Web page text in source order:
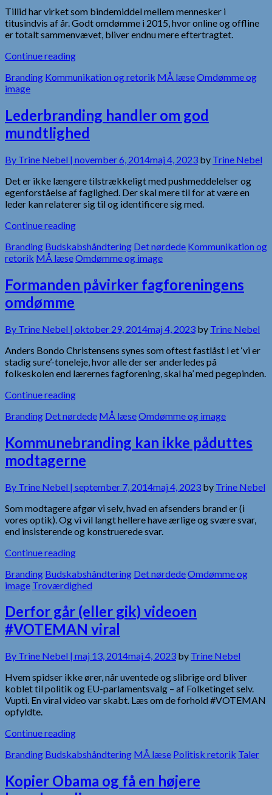
Tillid har virket som bindemiddel mellem mennesker i
titusindvis af år. Godt omdømme i 2015, hvor online og offline
er totalt sammenvævet, bliver endnu mere eftertragtet.
Continue reading
Branding Kommunikation og retorik MÅ læseOmdømme og
image
Lederbranding handler om god
mundtlighed
By Trine Nebel | november 6, 2014maj 4, 2023 by Trine Nebel
Det er ikke længere tilstrækkeligt med pushmeddelelser og
egenforståelse af faglighed. Der skal mere til for at være en
leder kan relaterer sig til og identificere sig med.
Continue reading
Branding Budskabshåndtering Det nørdede Kommunikation og
retorik MÅ læseOmdømme og image
Formanden påvirker fagforeningens
omdømme
By Trine Nebel | oktober 29, 2014maj 4, 2023 by Trine Nebel
Anders Bondo Christensens synes som oftest fastlåst i et ‘vi er
stadig sure’-toneleje, hvor alle der ser anderledes på
folkeskolen end lærernes fagforening, skal ha’ med pegepinden.
Continue reading
Branding Det nørdede MÅ læseOmdømme og image
Kommunebranding kan ikke påduttes
modtagerne
By Trine Nebel | september 7, 2014maj 4, 2023 by Trine Nebel
Som modtagere afgør vi selv, hvad en afsenders brand er (i
vores optik). Og vi vil langt hellere have ærlige og svære svar,
end insisterende og konstruerede svar.
Continue reading
Branding Budskabshåndtering Det nørdedeOmdømme og
image Troværdighed
Derfor går (eller gik) videoen
#VOTEMAN viral
By Trine Nebel | maj 13, 2014maj 4, 2023 by Trine Nebel
Hvem spidser ikke ører, når uventede og slibrige ord bliver
koblet til politik og EU-parlamentsvalg – af Folketinget selv.
Vupti. En viral video var skabt. Læs om de forhold #VOTEMAN
opfyldte.
Continue reading
Branding Budskabshåndtering MÅ læse Politisk retorik Taler
Kopier Obama og få en højere